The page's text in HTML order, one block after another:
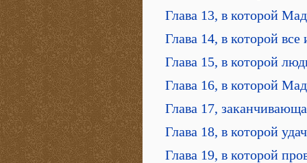
Глава 13, в которой
Глава 14, в которой все
Глава 15, в которой
Глава 16, в которой
Глава 17,
Глава 18, в которой
Глава 19, в которой